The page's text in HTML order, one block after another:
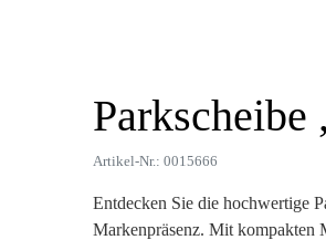
Parkscheibe
Artikel-Nr.: 0015666
Entdecken Sie die hochwertige
Markenpräsenz. Mit kompakten